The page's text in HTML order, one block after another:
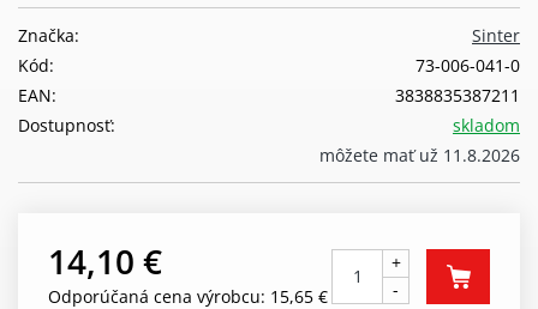
Sinter
Značka:
73-006-041-0
Kód:
3838835387211
EAN:
skladom
môžete mať už 11.8.2026
Dostupnosť:
14,10 €
Odporúčaná cena výrobcu: 15,65 €
+
-